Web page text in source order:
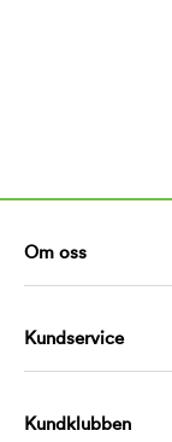
Om oss
Kundservice
Kundklubben